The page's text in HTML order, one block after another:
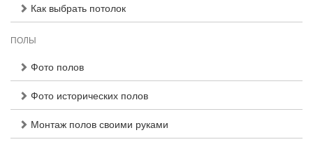
Как выбрать потолок
ПОЛЫ
Фото полов
Фото исторических полов
Монтаж полов своими руками